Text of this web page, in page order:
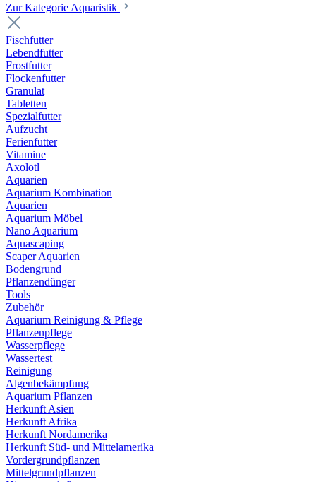
Zur Kategorie Aquaristik
Fischfutter
Lebendfutter
Frostfutter
Flockenfutter
Granulat
Tabletten
Spezialfutter
Aufzucht
Ferienfutter
Vitamine
Axolotl
Aquarien
Aquarium Kombination
Aquarien
Aquarium Möbel
Nano Aquarium
Aquascaping
Scaper Aquarien
Bodengrund
Pflanzendünger
Tools
Zubehör
Aquarium Reinigung & Pflege
Pflanzenpflege
Wasserpflege
Wassertest
Reinigung
Algenbekämpfung
Aquarium Pflanzen
Herkunft Asien
Herkunft Afrika
Herkunft Nordamerika
Herkunft Süd- und Mittelamerika
Vordergrundpflanzen
Mittelgrundpflanzen